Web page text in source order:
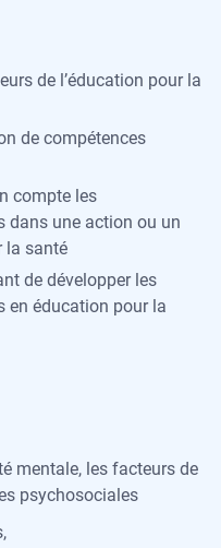
de l’éducation pour la
de compétences
compte les
dans une action ou un
la santé
de développer les
en éducation pour la
mentale, les facteurs de
psychosociales